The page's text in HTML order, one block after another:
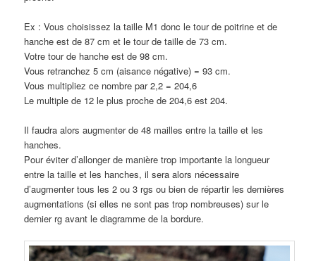
Ex : Vous choisissez la taille M1 donc le tour de poitrine et de
hanche est de 87 cm et le tour de taille de 73 cm.
Votre tour de hanche est de 98 cm.
Vous retranchez 5 cm (aisance négative) = 93 cm.
Vous multipliez ce nombre par 2,2 = 204,6
Le multiple de 12 le plus proche de 204,6 est 204.
Il faudra alors augmenter de 48 mailles entre la taille et les
hanches.
Pour éviter d’allonger de manière trop importante la longueur
entre la taille et les hanches, il sera alors nécessaire
d’augmenter tous les 2 ou 3 rgs ou bien de répartir les dernières
augmentations (si elles ne sont pas trop nombreuses) sur le
dernier rg avant le diagramme de la bordure.